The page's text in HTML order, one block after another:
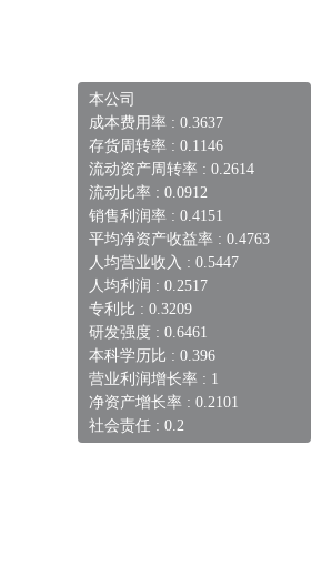
本公司
成本费用率 : 0.3637
存货周转率 : 0.1146
流动资产周转率 : 0.2614
流动比率 : 0.0912
销售利润率 : 0.4151
平均净资产收益率 : 0.4763
人均营业收入 : 0.5447
人均利润 : 0.2517
专利比 : 0.3209
研发强度 : 0.6461
本科学历比 : 0.396
营业利润增长率 : 1
净资产增长率 : 0.2101
社会责任 : 0.2